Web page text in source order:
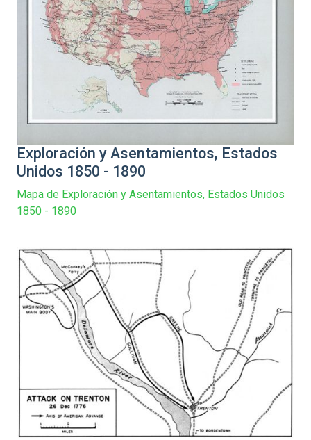
Exploración y Asentamientos, Estados
Unidos 1850 - 1890
Mapa de Exploración y Asentamientos, Estados Unidos
1850 - 1890